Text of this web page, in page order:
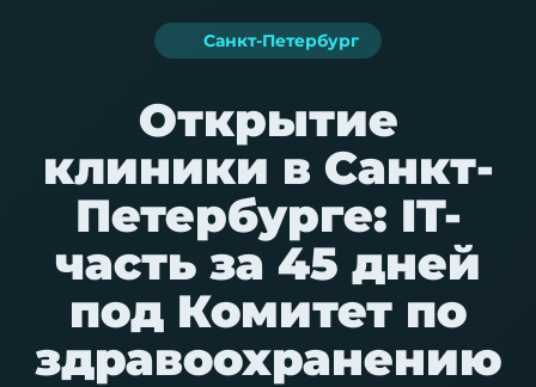
Санкт-Петербург
Открытие
клиники в Санкт-
Петербурге: IT-
часть за 45 дней
под Комитет по
здравоохранению